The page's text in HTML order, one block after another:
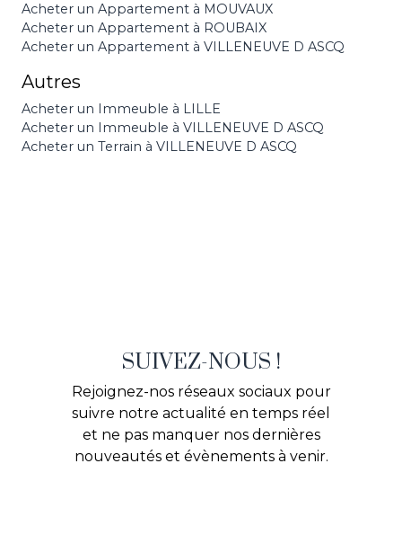
Acheter un Appartement à MOUVAUX
Acheter un Appartement à ROUBAIX
Acheter un Appartement à VILLENEUVE D ASCQ
Autres
Acheter un Immeuble à LILLE
Acheter un Immeuble à VILLENEUVE D ASCQ
Acheter un Terrain à VILLENEUVE D ASCQ
SUIVEZ-NOUS !
Rejoignez-nos réseaux sociaux pour
suivre notre actualité en temps réel
et ne pas manquer nos dernières
nouveautés et évènements à venir.